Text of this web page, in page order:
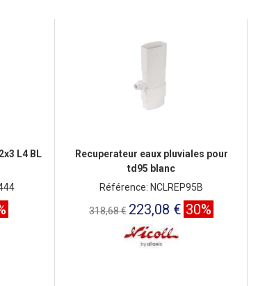
L4 BL
Recuperateur eaux pluviales pour
td95 blanc
Référence: NCLREP95B
318,68 € 223,08 € 30%